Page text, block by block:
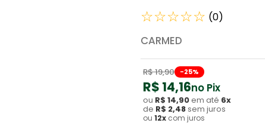
☆☆☆☆☆ (0)
CARMED
R$19,90 -25%
R$ 14,16no Pix
ou R$ 14,90em até 6x
de R$ 2,48 sem juros
ou 12x com juros